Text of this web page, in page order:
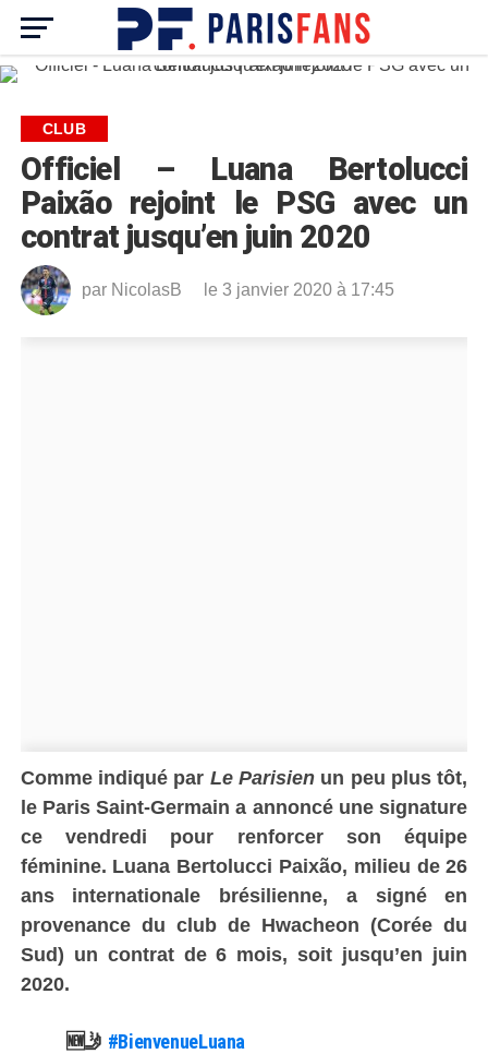
CLUB
Officiel – Luana Bertolucci
Paixão rejoint le PSG avec un
contrat jusqu’en juin 2020
par NicolasB le 3 janvier 2020 à 17:45
Comme indiqué par Le Parisien un peu plus tôt,
le Paris Saint-Germain a annoncé une signature
ce vendredi pour renforcer son équipe
féminine. Luana Bertolucci Paixão, milieu de 26
ans internationale brésilienne, a signé en
provenance du club de Hwacheon (Corée du
Sud) un contrat de 6 mois, soit jusqu’en juin
2020.
🆕🤳 #BienvenueLuana